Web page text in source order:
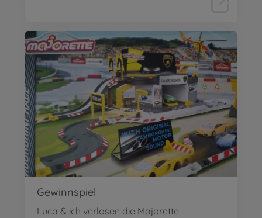
Gewinnspiel
Luca & ich verlosen die Majorette